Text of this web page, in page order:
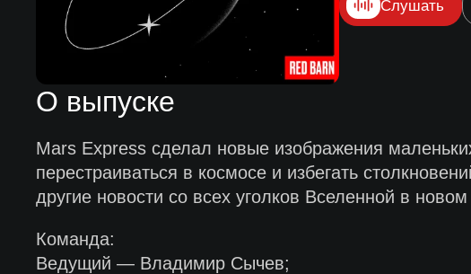
Слушать
О выпуске
Mars Express сделал новые изображения
перестраиваться в космосе и избегать
другие новости со всех уголков Вселенной в
Команда:
Ведущий — Владимир Сычев;